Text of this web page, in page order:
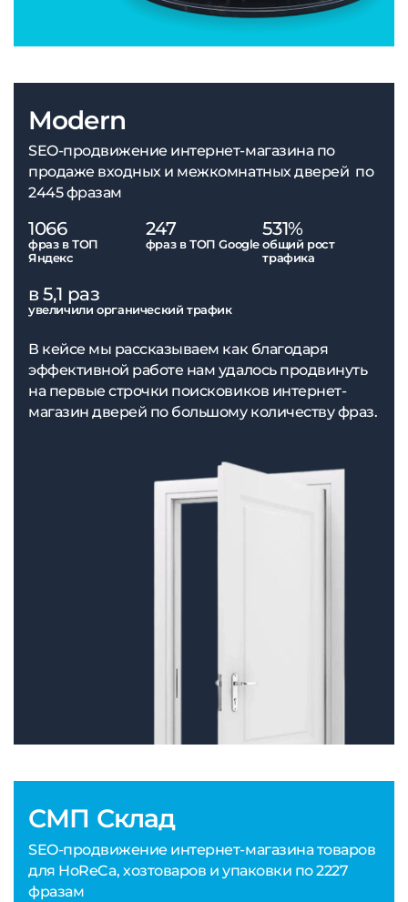
СМП Склад
SEO-продвижение интернет-магазина товаров
для HoReCa, хозтоваров и упаковки по 2227
фразам
Modern
SEO-продвижение интернет-магазина по
продаже входных и межкомнатных дверей по
2445 фразам
1066
фраз в ТОП
Яндекс
247
фраз в ТОП Google
531%
общий рост
трафика
в 5,1 раз
увеличили органический трафик
В кейсе мы рассказываем как благодаря
эффективной работе нам удалось продвинуть
на первые строчки поисковиков интернет-
магазин дверей по большому количеству фраз.